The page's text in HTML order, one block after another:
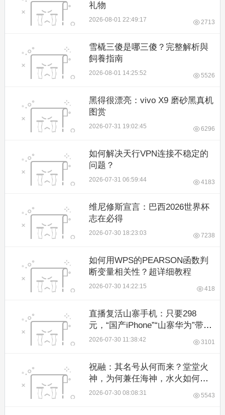
礼物
2026-08-01 22:49:17 2713
雪橇三傻是哪三傻？完整解析與
飼養指南
2026-08-01 14:25:52 5526
黑得很漂亮：vivo X9 磨砂黑真机
图赏
2026-07-31 19:02:45 6296
如何解决天行VPN连接不稳定的
问题？
2026-07-31 06:59:44 4183
维尼修斯宣言：巴西2026世界杯
志在必得
2026-07-30 18:23:03 7238
如何用WPS的PEARSON函数判
断变量相关性？超详细教程
2026-07-30 14:22:15 418
直播复活山寨手机：只要298
元，“国产iPhone”“山寨华为”带回
家
2026-07-30 11:38:42 3101
祝融：其名号从何而来？堂堂火
神，为何兼任海神，水火如何相
容？
2026-07-30 08:08:31 5543